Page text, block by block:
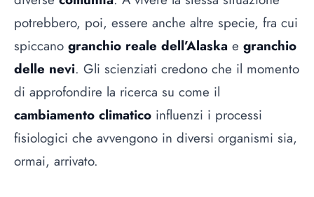
potrebbero, poi, essere anche altre specie, fra cui
spiccano granchio reale dell’Alaska e granchio
delle nevi. Gli scienziati credono che il momento
di approfondire la ricerca su come il
cambiamento climatico influenzi i processi
fisiologici che avvengono in diversi organismi sia,
ormai, arrivato.